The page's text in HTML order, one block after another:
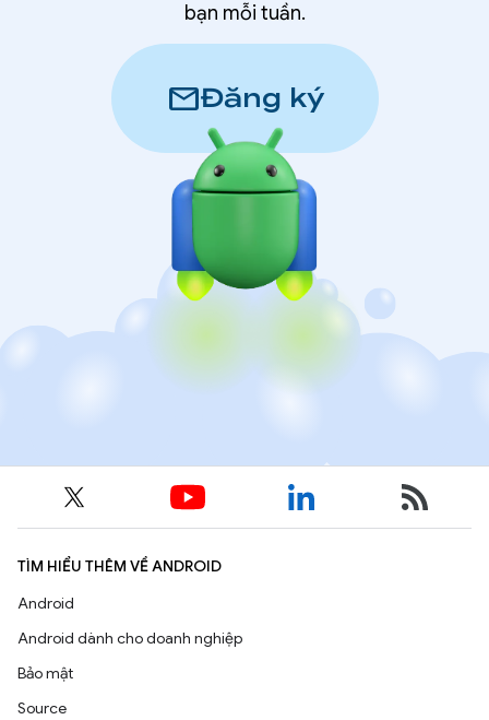
bạn mỗi tuần.
mailĐăng ký
TÌM HIỂU THÊM VỀ ANDROID
Android
Android dành cho doanh nghiệp
Bảo mật
Source